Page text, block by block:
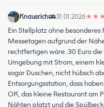
Knausrich 31.01.2026★ ★
Ein Stellplatz ohne besonderes
Messetagen aufgrund der
rechtfertigen wäre. 30 Euro
Umgebung mit Strom, einem
sogar Duschen, nicht hübsch
Entsorgungsstation, dass
OK, das kleine Restaurant am
Nähten platzt und die